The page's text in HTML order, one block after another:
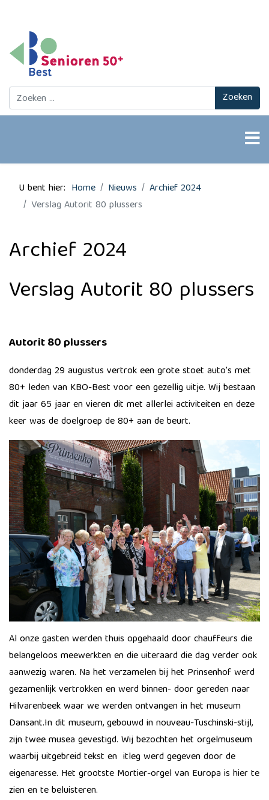
Zoeken Zoeken
U bent hier: Home Nieuws
Archief 2024
Verslag Autorit 80 plussers
Archief 2024
Verslag Autorit 80 plussers
Autorit 80 plussers
donderdag 29 augustus vertrok een grote stoet auto’s met
80+ leden van KBO-Best voor een gezellig uitje. Wij bestaan
dit jaar 65 jaar en vieren dit met allerlei activiteiten en deze
keer was de doelgroep de 80+ aan de beurt.
Al onze gasten werden thuis opgehaald door chauffeurs die
belangeloos meewerkten en die uiteraard die dag verder ook
aanwezig waren. Na het verzamelen bij het Prinsenhof werd
gezamenlijk vertrokken en werd binnen- door gereden naar
Hilvarenbeek waar we werden ontvangen in het museum
Dansant.​In dit museum, gebouwd in nouveau-Tuschinski-​stijl,
zijn twee musea gevestigd. Wij bezochten het orgelmuseum
waarbij uitgebreid tekst en itleg werd gegeven door de
eigenaresse. Het grootste Mortier-orgel van Europa is hier te
zien en te beluisteren.